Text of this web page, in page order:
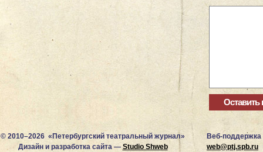
© 2010–2026 «Петербургский театральный журнал»
Дизайн и разработка сайта — Studio Shweb
Веб-поддержка
web@ptj.spb.ru